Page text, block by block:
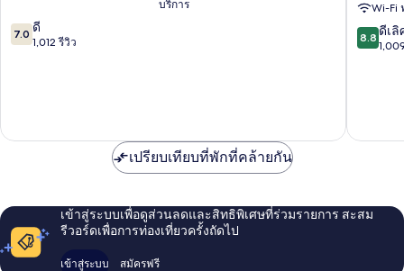
แคลิฟอร์เนีย
Big
บริการ
7.0
จาก
7.0 ดี
1,012 รีวิว
ค
โฮ
เทล,
คอลเล
อร์
พาร์
Wi-Fi
8.8
จาก
8.8 ดีเลิ
เปรียบเทียบที่พักที่คล้ายกัน
เข้าสู่ระบบเพื่อดูส่วนลดและสิทธิพิเศษที่ร่วมรายการ สะสม
รีวอร์ดเพื่อการท่องเที่ยวครั้งถัดไป
เข้าสู่ระบบ สมัครฟรี